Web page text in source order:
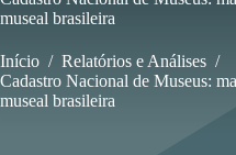
museal brasileira
Início / Relatórios e Análises /
Cadastro Nacional de Museus:
museal brasileira